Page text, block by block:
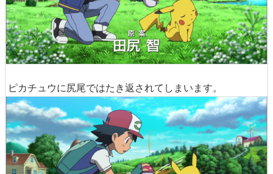
ピカチュウに尻尾ではたき返されてしまいます。